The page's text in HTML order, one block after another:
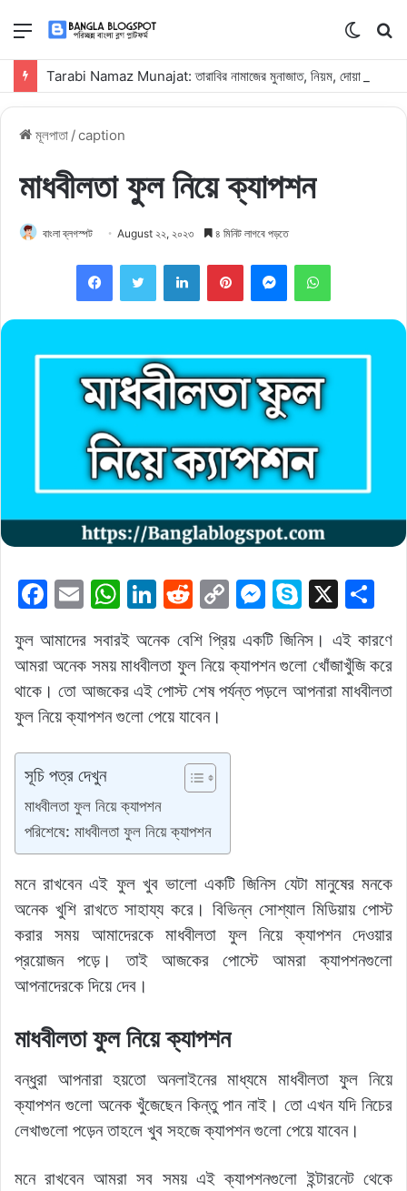
মেনু
Switch
skin
মূলপাতা /caption
মাধবীলতা ফুল নিয়ে ক্যাপশন
বাংলা ব্লগস্পট August ২২, ২০২৩ ৪ মিনিট লাগবে পড়তে
FacebookTwitterLinkedInPinterestMessengerWhatsApp
F
c
e
b
o
k
E
ai
l
W
h
at
s
A
Li
k
e
dI
R
e
d
di
t
C
p
y
Li
M
e
s
s
e
S
y
p
X
ar
e
ফুল আমাদের সবারই অনেক বেশি প্রিয় একটি জিনিস। এই কারণে
আমরা অনেক সময় মাধবীলতা ফুল নিয়ে ক্যাপশন গুলো খোঁজাখুঁজি করে
থাকে। তো আজকের এই পোস্ট শেষ পর্যন্ত পড়লে আপনারা মাধবীলতা
ফুল নিয়ে ক্যাপশন গুলো পেয়ে যাবেন।
সূচি পত্র দেখুন
মাধবীলতা ফুল নিয়ে ক্যাপশন
পরিশেষে: মাধবীলতা ফুল নিয়ে ক্যাপশন
মনে রাখবেন এই ফুল খুব ভালো একটি জিনিস যেটা মানুষের মনকে
অনেক খুশি রাখতে সাহায্য করে। বিভিন্ন সোশ্যাল মিডিয়ায় পোস্ট
করার সময় আমাদেরকে মাধবীলতা ফুল নিয়ে ক্যাপশন দেওয়ার
প্রয়োজন পড়ে। তাই আজকের পোস্টে আমরা ক্যাপশনগুলো
আপনাদেরকে দিয়ে দেব।
মাধবীলতা ফুল নিয়ে ক্যাপশন
বন্ধুরা আপনারা হয়তো অনলাইনের মাধ্যমে মাধবীলতা ফুল নিয়ে
ক্যাপশন গুলো অনেক খুঁজেছেন কিন্তু পান নাই। তো এখন যদি নিচের
লেখাগুলো পড়েন তাহলে খুব সহজে ক্যাপশন গুলো পেয়ে যাবেন।
মনে রাখবেন আমরা সব সময় এই ক্যাপশনগুলো ইন্টারনেট থেকে